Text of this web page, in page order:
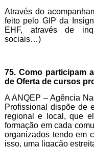
Através do
feito pelo GIP da
EHF, através de
sociais…)
75. Como participam
de Oferta de cursos
A ANQEP – Agência
Profissional dispõede
regional e local, que
formação em cada
organizados tendo em
isso, uma ligação